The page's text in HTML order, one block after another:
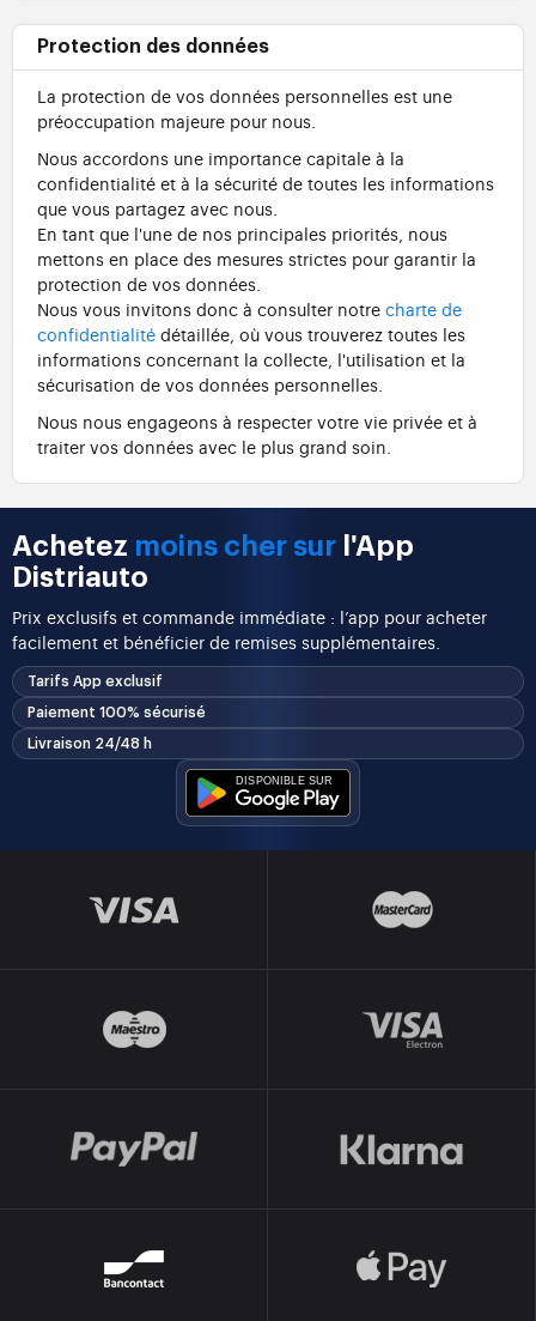
Protection des données
La protection de vos données personnelles est une
préoccupation majeure pour nous.
Nous accordons une importance capitale à la
confidentialité et à la sécurité de toutes les informations
que vous partagez avec nous.
En tant que l'une de nos principales priorités, nous
mettons en place des mesures strictes pour garantir la
protection de vos données.
Nous vous invitons donc à consulter notre charte de
confidentialité détaillée, où vous trouverez toutes les
informations concernant la collecte, l'utilisation et la
sécurisation de vos données personnelles.
Nous nous engageons à respecter votre vie privée et à
traiter vos données avec le plus grand soin.
Achetez moins cher sur l'App
Distriauto
Prix exclusifs et commande immédiate : l’app pour acheter
facilement et bénéficier de remises supplémentaires.
Tarifs App exclusif
Paiement 100% sécurisé
Livraison 24/48 h